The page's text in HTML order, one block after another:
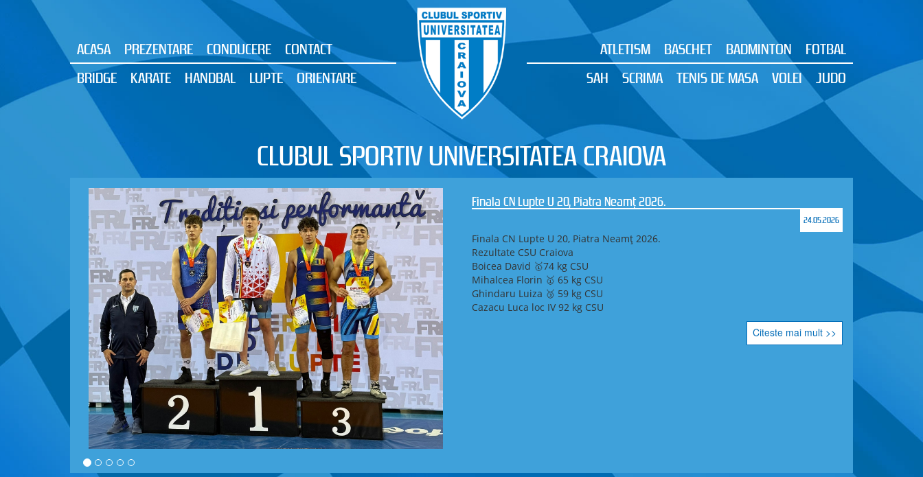
ACASA PREZENTARE CONDUCERE
CONTACT
BRIDGE
KARATE HANDBAL LUPTE ORIENTARE
ATLETISM BASCHET BADMINTON
FOTBAL
SAH
SCRIMA TENIS DE MASA VOLEI JUDO
CLUBUL SPORTIV UNIVERSITATEA CRAIOVA
Finala CN Lupte U 20, Piatra Neamț 2026.
24.05.2026
Finala CN Lupte U 20, Piatra Neamț 2026.
Rezultate CSU Craiova
Boicea David 🥇74 kg CSU
Mihalcea Florin 🥇 65 kg CSU
Ghindaru Luiza 🥉 59 kg CSU
Cazacu Luca loc IV 92 kg CSU
Citeste mai mult >>